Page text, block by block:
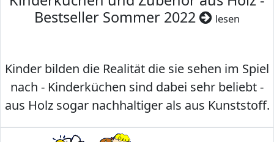
Bestseller Sommer 2022
lesen
Kinder bilden die Realität die sie sehen im Spiel
nach - Kinderküchen sind dabei sehr beliebt -
aus Holz sogar nachhaltiger als aus Kunststoff.